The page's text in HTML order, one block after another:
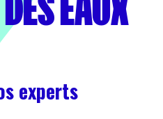
DES EAUX
experts